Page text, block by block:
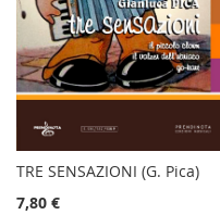
TRE SENSAZIONI (G. Pica)
7,80 €